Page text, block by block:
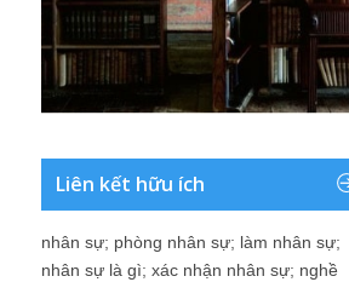
Liên kết hữu ích
nhân sự; phòng nhân sự; làm nhân sự;
nhân sự là gì; xác nhận nhân sự; nghề